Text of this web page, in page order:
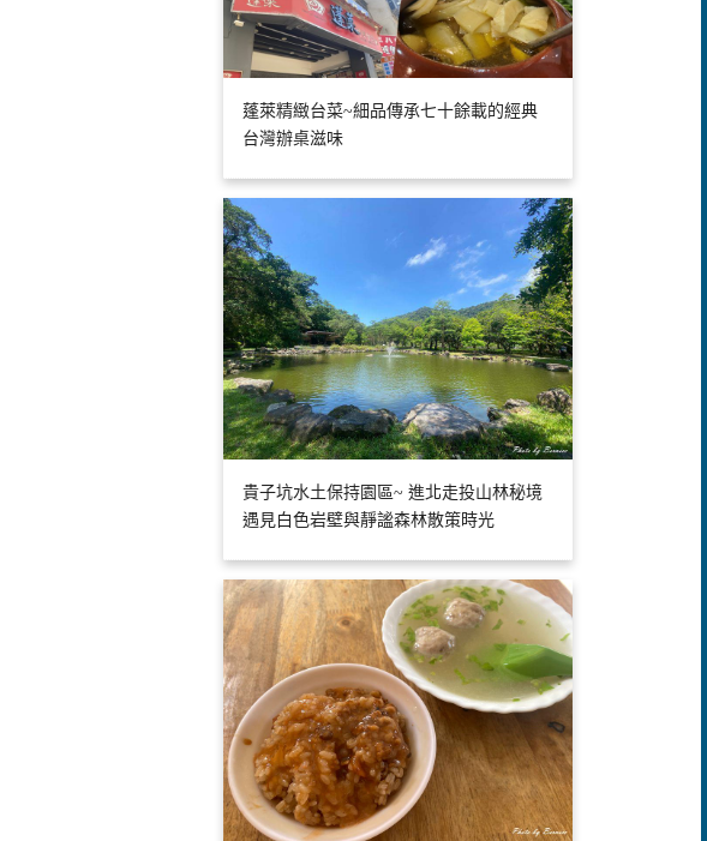
蓬萊精緻台菜~細品傳承七十餘載的經典
台灣辦桌滋味
貴子坑水土保持園區~ 進北走投山林秘境
遇見白色岩壁與靜謐森林散策時光